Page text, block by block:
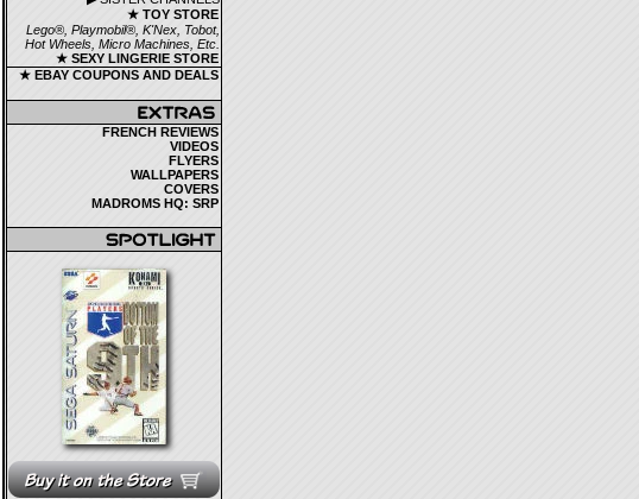
★ TOY STORE
Lego®, Playmobil®, K'Nex, Tobot,
Hot Wheels, Micro Machines, Etc.
★ SEXY LINGERIE STORE
★ EBAY COUPONS AND DEALS
FRENCH REVIEWS
VIDEOS
FLYERS
WALLPAPERS
COVERS
MADROMS HQ: SRP